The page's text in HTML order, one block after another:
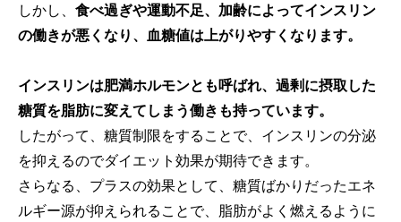
しかし、 食べ過ぎや運動不足、加齢によってインスリン
の働きが悪くなり、血糖値は上がりやすくなります。
インスリンは肥満ホルモンとも呼ばれ、過剰に摂取した
糖質を脂肪に変えてしまう働きも持っています。
したがって、糖質制限をすることで、インスリンの分泌
を抑えるのでダイエット効果が期待できます。
さらなる、プラスの効果として、糖質ばかりだったエネ
ルギー源が抑えられることで、脂肪がよく燃えるように